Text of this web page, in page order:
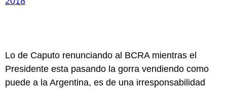
Lo de Caputo renunciando al BCRA mientras el
Presidente esta pasando la gorra vendiendo como
puede a la Argentina, es de una irresponsabilidad